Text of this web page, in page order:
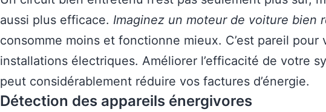
aussi plus efficace. Imaginez un moteur de voiture bien
consomme moins et fonctionne mieux. C’est pareil pour
installations électriques. Améliorer l’efficacité de votre
peut considérablement réduire vos factures d’énergie.
Détection des appareils énergivores